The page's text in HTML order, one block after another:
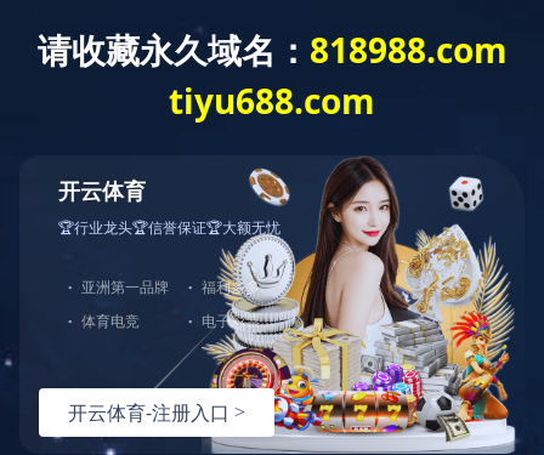
乐鱼官方站页面登录入口